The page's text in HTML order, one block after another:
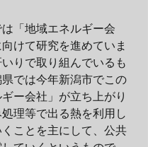
「地域エネルギー会
けて研究を進めていま
りで取り組んでいるも
では今年新潟市でこの
ギー会社」が立ち上がり
理等で出る熱を利用し
ことを主にして、公共